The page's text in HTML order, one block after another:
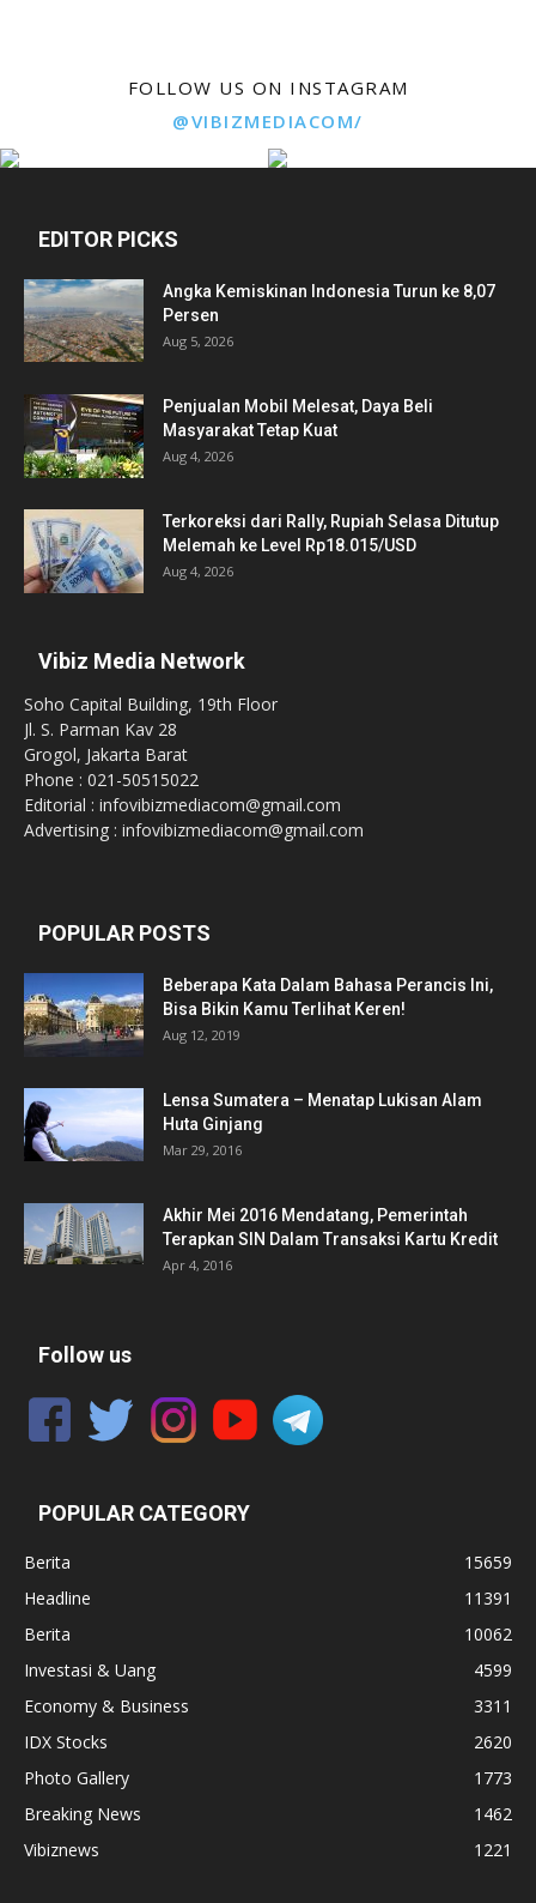
FOLLOW US ON INSTAGRAM
@VIBIZMEDIACOM/
EDITOR PICKS
Angka Kemiskinan Indonesia Turun ke 8,07
Persen
Aug 5, 2026
Penjualan Mobil Melesat, Daya Beli
Masyarakat Tetap Kuat
Aug 4, 2026
Terkoreksi dari Rally, Rupiah Selasa Ditutup
Melemah ke Level Rp18.015/USD
Aug 4, 2026
Vibiz Media Network
Soho Capital Building, 19th Floor
Jl. S. Parman Kav 28
Grogol, Jakarta Barat
Phone : 021-50515022
Editorial : infovibizmediacom@gmail.com
Advertising : infovibizmediacom@gmail.com
POPULAR POSTS
Beberapa Kata Dalam Bahasa Perancis Ini,
Bisa Bikin Kamu Terlihat Keren!
Aug 12, 2019
Lensa Sumatera – Menatap Lukisan Alam
Huta Ginjang
Mar 29, 2016
Akhir Mei 2016 Mendatang, Pemerintah
Terapkan SIN Dalam Transaksi Kartu Kredit
Apr 4, 2016
Follow us
POPULAR CATEGORY
Berita
15659
Headline
11391
Berita
10062
Investasi & Uang
4599
Economy & Business
3311
IDX Stocks
2620
Photo Gallery
1773
Breaking News
1462
Vibiznews
1221